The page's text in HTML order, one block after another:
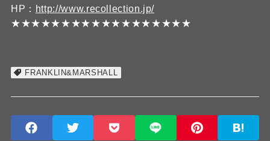
HP： http://www.recollection.jp/
★★★★★★★★★★★★★★★★★★
FRANKLIN&MARSHALL